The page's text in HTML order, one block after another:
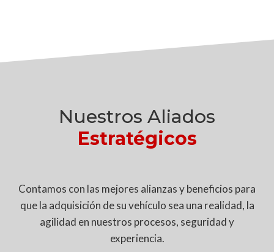
Nuestros Aliados
Estratégicos
Contamos con las mejores alianzas y beneficios para
que la adquisición de su vehículo sea una realidad, la
agilidad en nuestros procesos, seguridad y
experiencia.